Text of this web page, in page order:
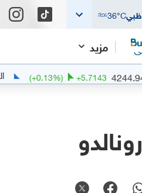
36°C
مزيد
5.7143
(+ 0.13%) البلاديوم